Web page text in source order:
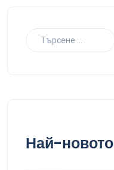
Най-новото